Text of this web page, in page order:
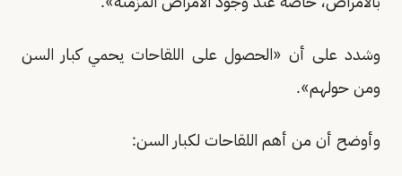
وشدد على أن «الحصول على اللقاحات يحمي كبار السن
ومن حولهم».
وأوضح أن من أهم اللقاحات لكبار السن: